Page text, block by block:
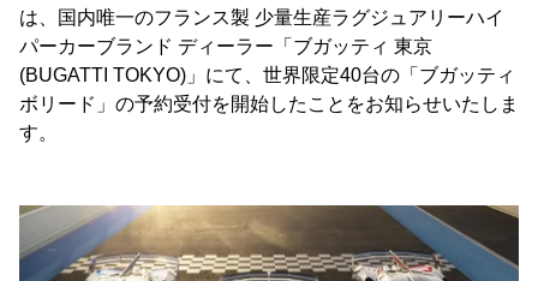
は、国内唯一のフランス製 少量生産ラグジュアリーハイ
パーカーブランド ディーラー「ブガッティ 東京
(BUGATTI TOKYO)」にて、世界限定40台の「ブガッティ
ボリード」の予約受付を開始したことをお知らせいたしま
す。